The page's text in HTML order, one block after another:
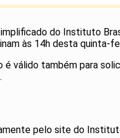
do Instituto
às 14h desta quinta-
válido também para
pelo site do